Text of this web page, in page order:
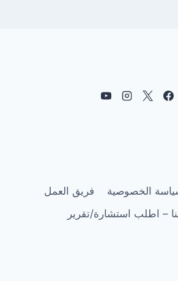
الخصوصية
فريق العمل
– اطلب استشارة/تقرير